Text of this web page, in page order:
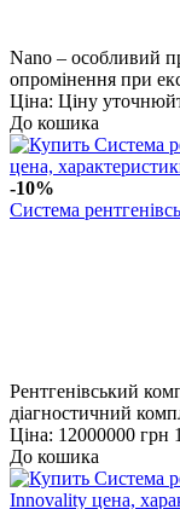
Nano – особливий
опромінення при
Ціна: Ціну
До кошика
-10%
Cистема
Рентгенівський
діагностичний
Ціна: 12000000 грн
До кошика